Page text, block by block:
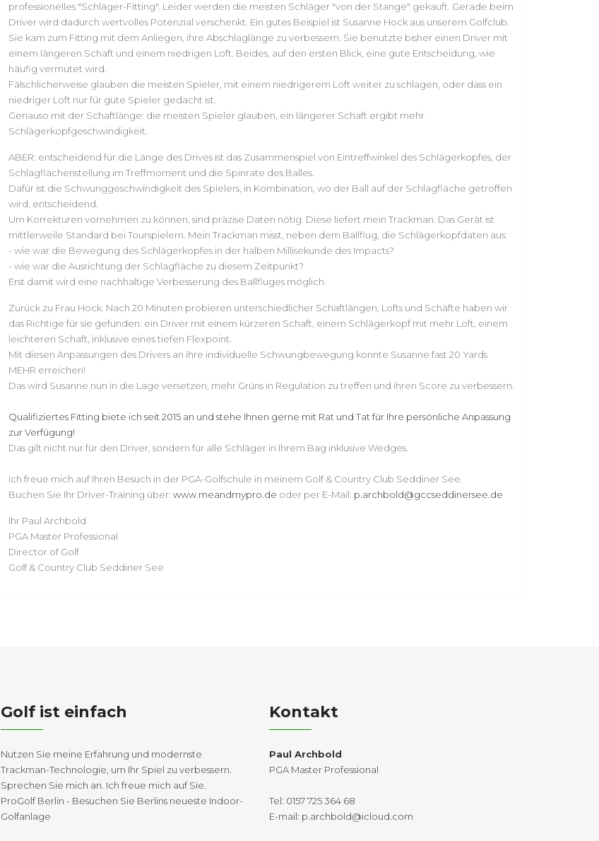
professionelles "Schläger-Fitting". Leider werden die meisten Schläger "von der Stange" gekauft. Gerade beim
Driver wird dadurch wertvolles Potenzial verschenkt. Ein gutes Beispiel ist Susanne Hock aus unserem Golfclub.
Sie kam zum Fitting mit dem Anliegen, ihre Abschlaglänge zu verbessern. Sie benutzte bisher einen Driver mit
einem längeren Schaft und einem niedrigen Loft. Beides, auf den ersten Blick, eine gute Entscheidung, wie
häufig vermutet wird.
Fälschlicherweise glauben die meisten Spieler, mit einem niedrigerem Loft weiter zu schlagen, oder dass ein
niedriger Loft nur für gute Spieler gedacht ist.
Genauso mit der Schaftlänge: die meisten Spieler glauben, ein längerer Schaft ergibt mehr
Schlägerkopfgeschwindigkeit.
ABER: entscheidend für die Länge des Drives ist das Zusammenspiel von Eintreffwinkel des Schlägerkopfes, der
Schlagflächenstellung im Treffmoment und die Spinrate des Balles.
Dafür ist die Schwunggeschwindigkeit des Spielers, in Kombination, wo der Ball auf der Schlagfläche getroffen
wird, entscheidend.
Um Korrekturen vornehmen zu können, sind präzise Daten nötig. Diese liefert mein Trackman. Das Gerät ist
mittlerweile Standard bei Tourspielern. Mein Trackman misst, neben dem Ballflug, die Schlägerkopfdaten aus:
- wie war die Bewegung des Schlägerkopfes in der halben Millisekunde des Impacts?
- wie war die Ausrichtung der Schlagfläche zu diesem Zeitpunkt?
Erst damit wird eine nachhaltige Verbesserung des Ballfluges möglich.
Zurück zu Frau Hock. Nach 20 Minuten probieren unterschiedlicher Schaftlängen, Lofts und Schäfte haben wir
das Richtige für sie gefunden: ein Driver mit einem kürzeren Schaft, einem Schlägerkopf mit mehr Loft, einem
leichteren Schaft, inklusive eines tiefen Flexpoint.
Mit diesen Anpassungen des Drivers an ihre individuelle Schwungbewegung konnte Susanne fast 20 Yards
MEHR erreichen!
Das wird Susanne nun in die Lage versetzen, mehr Grüns in Regulation zu treffen und ihren Score zu verbessern.
Qualifiziertes Fitting biete ich seit 2015 an und stehe Ihnen gerne mit Rat und Tat für Ihre persönliche Anpassung
zur Verfügung!
Das gilt nicht nur für den Driver, sondern für alle Schläger in Ihrem Bag inklusive Wedges.
Ich freue mich auf Ihren Besuch in der PGA-Golfschule in meinem Golf & Country Club Seddiner See.
Buchen Sie Ihr Driver-Training über: www.meandmypro.de oder per E-Mail: p.archbold@gccseddinersee.de
Ihr Paul Archbold
PGA Master Professional
Director of Golf
Golf & Country Club Seddiner See
Golf ist einfach
Nutzen Sie meine Erfahrung und modernste
Trackman-Technologie, um Ihr Spiel zu verbessern.
Sprechen Sie mich an. Ich freue mich auf Sie.
ProGolf Berlin - Besuchen Sie Berlins neueste Indoor-
Golfanlage
Kontakt
Paul Archbold
PGA Master Professional
Tel: 0157 725 364 68
E-mail: p.archbold@icloud.com